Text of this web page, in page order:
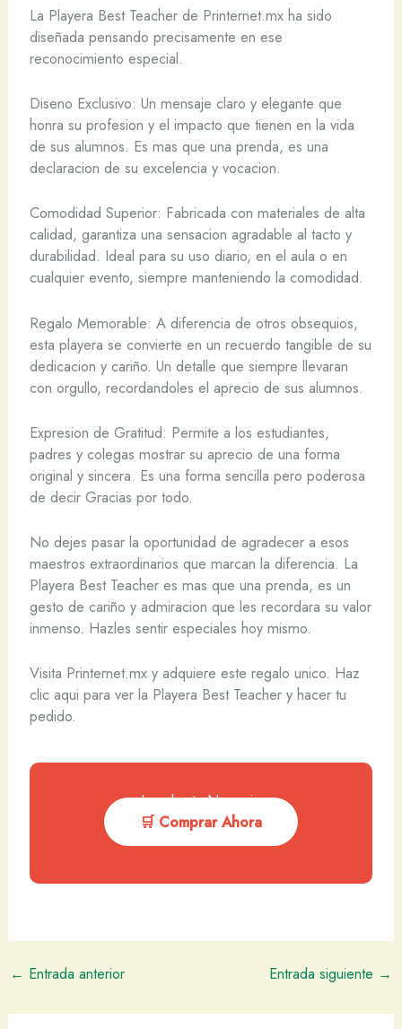
La Playera Best Teacher de Printernet.mx ha sido
diseñada pensando precisamente en ese
reconocimiento especial.
Diseno Exclusivo: Un mensaje claro y elegante que
honra su profesion y el impacto que tienen en la vida
de sus alumnos. Es mas que una prenda, es una
declaracion de su excelencia y vocacion.
Comodidad Superior: Fabricada con materiales de alta
calidad, garantiza una sensacion agradable al tacto y
durabilidad. Ideal para su uso diario, en el aula o en
cualquier evento, siempre manteniendo la comodidad.
Regalo Memorable: A diferencia de otros obsequios,
esta playera se convierte en un recuerdo tangible de su
dedicacion y cariño. Un detalle que siempre llevaran
con orgullo, recordandoles el aprecio de sus alumnos.
Expresion de Gratitud: Permite a los estudiantes,
padres y colegas mostrar su aprecio de una forma
original y sincera. Es una forma sencilla pero poderosa
de decir Gracias por todo.
No dejes pasar la oportunidad de agradecer a esos
maestros extraordinarios que marcan la diferencia. La
Playera Best Teacher es mas que una prenda, es un
gesto de cariño y admiracion que les recordara su valor
inmenso. Hazles sentir especiales hoy mismo.
Visita Printernet.mx y adquiere este regalo unico. Haz
clic aqui para ver la Playera Best Teacher y hacer tu
pedido.
Impulsa tu Negocio
🛒 Comprar Ahora
← Entrada anterior Entrada siguiente →